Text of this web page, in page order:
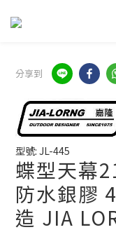
分享到
型號: JL-445
蝶型天幕
防水銀膠
造 JIA